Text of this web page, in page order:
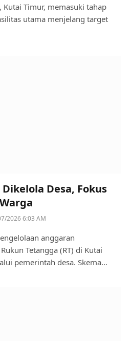
Kutai Timur, memasuki tahap
utama menjelang target
Desa, Fokus
2026 6:03 AM
anggaran
Tetangga (RT) di Kutai
pemerintah desa. Skema…